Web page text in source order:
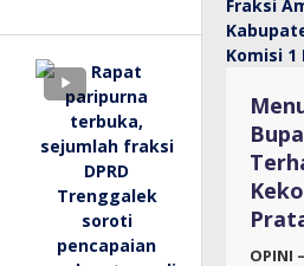
OPINI